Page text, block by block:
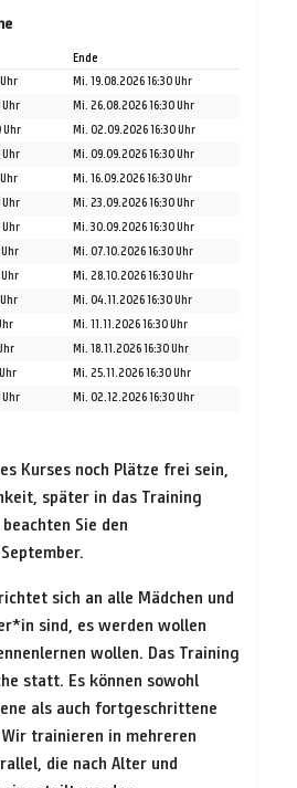
Ende
Mi. 19.08.2026 16:30 Uhr
Mi. 26.08.2026 16:30 Uhr
Uhr
Mi. 02.09.2026 16:30 Uhr
Mi. 09.09.2026 16:30 Uhr
Mi. 16.09.2026 16:30 Uhr
Mi. 23.09.2026 16:30 Uhr
Mi. 30.09.2026 16:30 Uhr
Mi. 07.10.2026 16:30 Uhr
Mi. 28.10.2026 16:30 Uhr
Mi. 04.11.2026 16:30 Uhr
Mi. 11.11.2026 16:30 Uhr
Mi. 18.11.2026 16:30 Uhr
Mi. 25.11.2026 16:30 Uhr
Mi. 02.12.2026 16:30 Uhr
Kurses noch Plätze frei sein,
später in das Training
Sie den
sich an alle Mädchen und
sind, es werden wollen
wollen. Das Training
statt. Es können sowohl
als auch fortgeschrittene
trainieren in mehreren
die nach Alter und